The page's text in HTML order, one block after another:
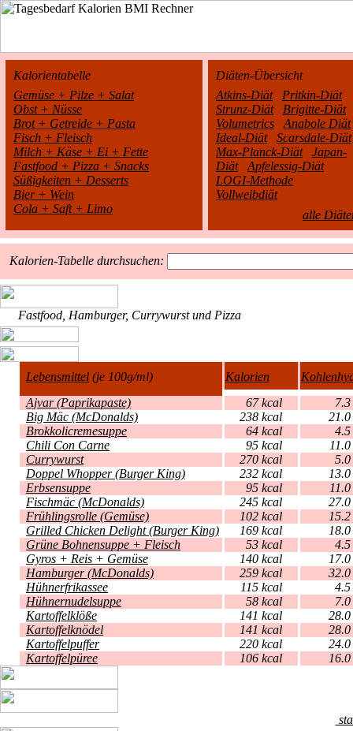
Kalorientabelle
Gemüse + Pilze + Salat
Obst + Nüsse
Brot + Getreide + Pasta
Fisch + Fleisch
Milch + Käse + Ei + Fette
Fastfood + Pizza + Snacks
Süßigkeiten + Desserts
Bier + Wein
Cola + Saft + Limo
Diäten-Übersicht
Atkins-Diät
Pritkin-Diät
Strunz-Diät
Brigitte-Diät
Volumetrics
Anabole Diät
Ideal-Diät
Scarsdale-Diät
Max-Planck-Diät
Japan-
Diät
Apfelessig-Diät
LOGI-Methode
Vollweibdiät
alle
Kalorien-Tabelle durchsuchen:
Fastfood, Hamburger, Currywurst und Pizza
Lebensmittel (je 100g/ml) Kalorien
Ajvar (Paprikapaste)
67 kcal
Big Mäc (McDonalds)
238 kcal
Brokkolicremesuppe
64 kcal
Chili Con Carne
95 kcal
Currywurst
270 kcal
Doppel Whopper (Burger King)
232 kcal
Erbsensuppe
95 kcal
Fischmäc (McDonalds)
245 kcal
Frühlingsrolle (Gemüse)
102 kcal
Grilled Chicken Delight (Burger King)
169 kcal
Grüne Bohnensuppe + Fleisch
53 kcal
Gyros + Reis + Gemüse
140 kcal
Hamburger (McDonalds)
259 kcal
Hühnerfrikassee
115 kcal
Hühnernudelsuppe
58 kcal
Kartoffelklöße
141 kcal
Kartoffelknödel
141 kcal
Kartoffelpuffer
220 kcal
Kartoffelpüree
106 kcal